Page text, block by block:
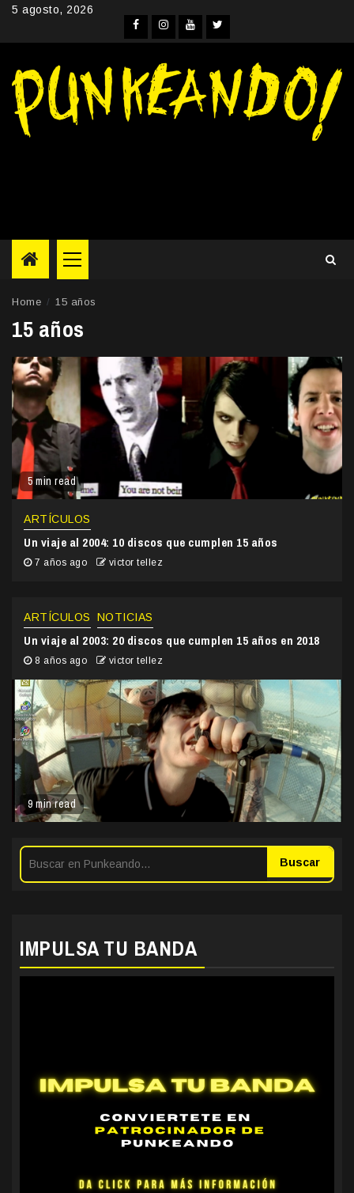
Skip5 agosto, 2026
Facebook
Instagram
YouTube
Twitter
Primary
Menu
Home 15 años
15 años
5 min read
ARTÍCULOS
Un viaje al 2004: 10 discos que cumplen 15 años
7 años ago victor tellez
9 min read
ARTÍCULOS NOTICIAS
Un viaje al 2003: 20 discos que cumplen 15 años en 2018
8 años ago victor tellez
Buscar
IMPULSA TU BANDA